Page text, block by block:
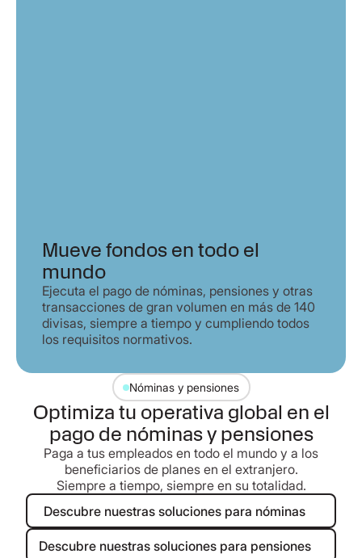
Mueve fondos en todo el
mundo
Ejecuta el pago de nóminas, pensiones y otras
transacciones de gran volumen en más de 140
divisas, siempre a tiempo y cumpliendo todos
los requisitos normativos.
Nóminas y pensiones
Optimiza tu operativa global en el
pago de nóminas y pensiones
Paga a tus empleados en todo el mundo y a los
beneficiarios de planes en el extranjero.
Siempre a tiempo, siempre en su totalidad.
Descubre nuestras soluciones
Descubre nuestras soluciones para nóminas
Descubre nuestras soluciones
Descubre nuestras soluciones para pensiones